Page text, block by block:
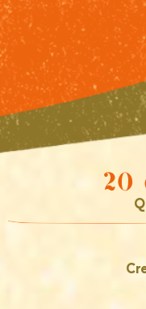
20